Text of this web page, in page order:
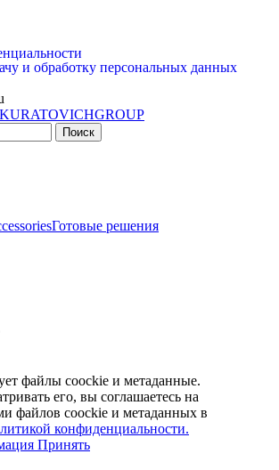
и обработку персональных данных
Поиск
Готовые решения
файлы coockie и метаданные.
его, вы соглашаетесь на
файлов coockie и метаданных в
конфиденциальности.
Принять